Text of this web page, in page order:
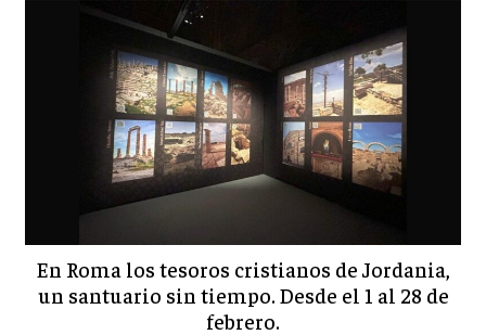
En Roma los tesoros cristianos de Jordania,
un santuario sin tiempo. Desde el 1 al 28 de
febrero.